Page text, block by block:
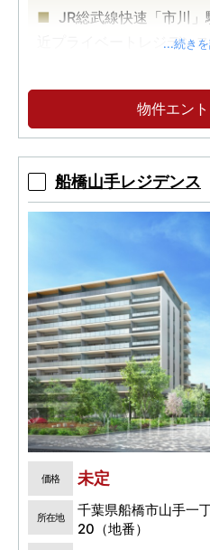
JR総武線快速「市川
近プライベートレジデンス
「東京」駅直通19分
「品川」駅直通28分の都
ガス衣類乾燥機「乾太
グレードな仕様
...続き
物件エン
船橋山手レジデンス
価格 未定
所在地
千葉県船橋市山手一
20（地番）